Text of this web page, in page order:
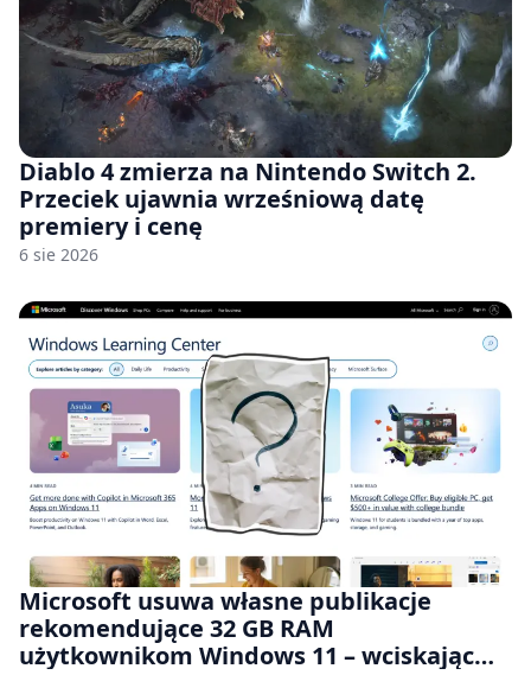
Diablo 4 zmierza na Nintendo Switch 2.
Przeciek ujawnia wrześniową datę
premiery i cenę
6 sie 2026
Microsoft usuwa własne publikacje
rekomendujące 32 GB RAM
użytkownikom Windows 11 – wciskając